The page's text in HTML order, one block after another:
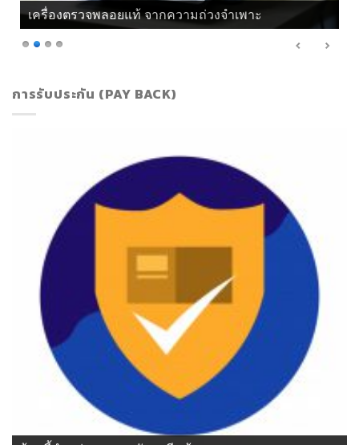
เครื่องตรวจพลอยแท้ จากแสงโพลาไรซ์
การรับประกัน (PAY BACK)